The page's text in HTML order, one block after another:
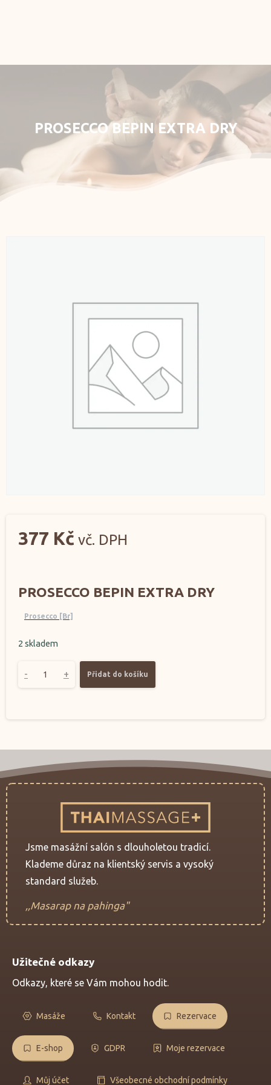
PROSECCO BEPIN EXTRA DRY
377 Kč vč. DPH
PROSECCO BEPIN EXTRA DRY
Prosecco [Br]
2 skladem
- + Přidat do košíku
Jsme masážní salón s dlouholetou tradicí.
Klademe důraz na klientský servis a vysoký
standard služeb.
,,Masarap na pahinga"
Užitečné odkazy
Odkazy, které se Vám mohou hodit.
Masáže Kontakt Rezervace
E-shop GDPR Moje rezervace
Můj účet Všeobecné obchodní podmínky